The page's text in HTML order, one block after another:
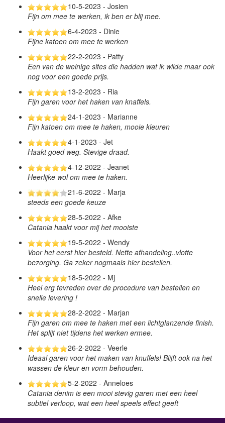
10-5-2023 - Josien
Fijn om mee te werken, ik ben er blij mee.
6-4-2023 - Dinie
Fijne katoen om mee te werken
22-2-2023 - Patty
Een van de weinige sites die hadden wat ik wilde maar ook
nog voor een goede prijs.
13-2-2023 - Ria
Fijn garen voor het haken van knaffels.
24-1-2023 - Marianne
Fijn katoen om mee te haken, mooie kleuren
4-1-2023 - Jet
Haakt goed weg. Stevige draad.
4-12-2022 - Jeanet
Heerlijke wol om mee te haken.
21-6-2022 - Marja
steeds een goede keuze
28-5-2022 - Afke
Catania haakt voor mij het mooiste
19-5-2022 - Wendy
Voor het eerst hier besteld. Nette afhandeling..vlotte
bezorging. Ga zeker nogmaals hier bestellen.
18-5-2022 - Mj
Heel erg tevreden over de procedure van bestellen en
snelle levering !
28-2-2022 - Marjan
Fijn garen om mee te haken met een lichtglanzende finish.
Het splijt niet tijdens het werken ermee.
26-2-2022 - Veerle
Ideaal garen voor het maken van knuffels! Blijft ook na het
wassen de kleur en vorm behouden.
5-2-2022 - Anneloes
Catania denim is een mooi stevig garen met een heel
subtiel verloop, wat een heel speels effect geeft